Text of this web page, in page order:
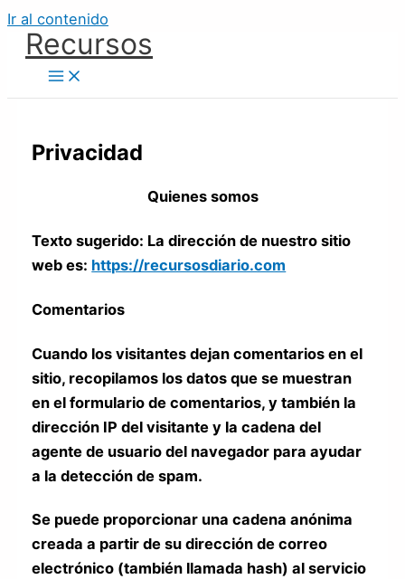
Ir al contenido
Recursos
Privacidad
Quienes somos
Texto sugerido: La dirección de nuestro sitio
web es: https://recursosdiario.com
Comentarios
Cuando los visitantes dejan comentarios en el
sitio, recopilamos los datos que se muestran
en el formulario de comentarios, y también la
dirección IP del visitante y la cadena del
agente de usuario del navegador para ayudar
a la detección de spam.
Se puede proporcionar una cadena anónima
creada a partir de su dirección de correo
electrónico (también llamada hash) al servicio